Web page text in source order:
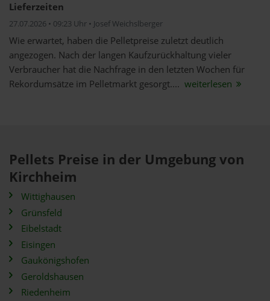
Lieferzeiten
27.07.2026 • 09:23 Uhr • Josef Weichslberger
Wie erwartet, haben die Pelletpreise zuletzt deutlich
angezogen. Nach der langen Kaufzurückhaltung vieler
Verbraucher hat die Nachfrage in den letzten Wochen für
Rekordumsätze im Pelletmarkt gesorgt.... weiterlesen
Pellets Preise in der Umgebung von
Kirchheim
Wittighausen
Grünsfeld
Eibelstadt
Eisingen
Gaukönigshofen
Geroldshausen
Riedenheim